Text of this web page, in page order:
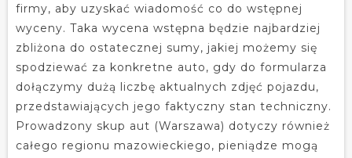
firmy, aby uzyskać wiadomość co do wstępnej
wyceny. Taka wycena wstępna będzie najbardziej
zbliżona do ostatecznej sumy, jakiej możemy się
spodziewać za konkretne auto, gdy do formularza
dołączymy dużą liczbę aktualnych zdjęć pojazdu,
przedstawiających jego faktyczny stan techniczny.
Prowadzony skup aut (Warszawa) dotyczy również
całego regionu mazowieckiego, pieniądze mogą